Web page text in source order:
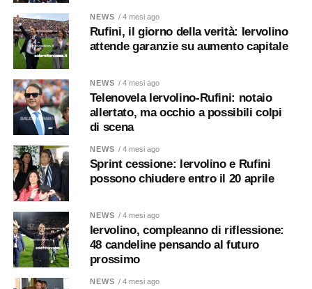
NEWS / 4 mesi ago
Rufini, il giorno della verità: Iervolino
attende garanzie su aumento capitale
NEWS / 4 mesi ago
Telenovela Iervolino-Rufini: notaio
allertato, ma occhio a possibili colpi
di scena
NEWS / 4 mesi ago
Sprint cessione: Iervolino e Rufini
possono chiudere entro il 20 aprile
NEWS / 4 mesi ago
Iervolino, compleanno di riflessione:
48 candeline pensando al futuro
prossimo
NEWS / 4 mesi ago